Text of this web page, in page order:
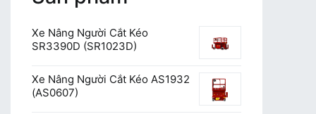
Xe Nâng Người Cắt Kéo
SR3390D (SR1023D)
Xe Nâng Người Cắt Kéo AS1932
(AS0607)